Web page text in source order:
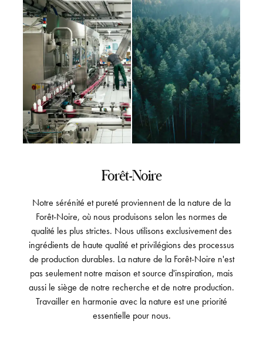
Forêt-Noire
Notre sérénité et pureté proviennent de la nature de la
Forêt-Noire, où nous produisons selon les normes de
qualité les plus strictes. Nous utilisons exclusivement des
ingrédients de haute qualité et privilégions des processus
de production durables. La nature de la Forêt-Noire n'est
pas seulement notre maison et source d'inspiration, mais
aussi le siège de notre recherche et de notre production.
Travailler en harmonie avec la nature est une priorité
essentielle pour nous.